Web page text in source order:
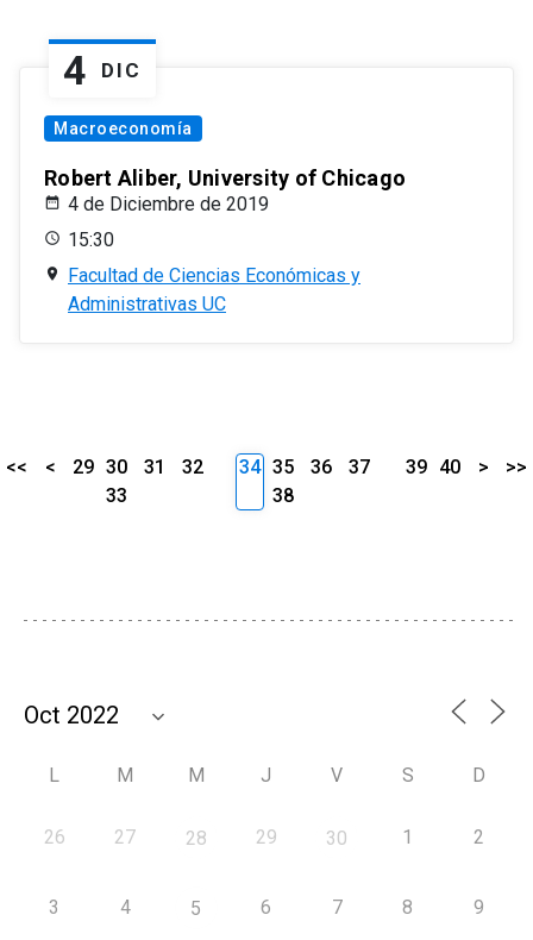
4 DIC
Macroeconomía
Robert Aliber, University of Chicago
4 de Diciembre de 2019
15:30
Facultad de Ciencias Económicas y
Administrativas UC
<< < 29 30 31
32
33
34 35 36
37
38
39 40 > >>
L M M J V S D
26 27 28 29 30 1 2
3 4 5 6 7 8 9